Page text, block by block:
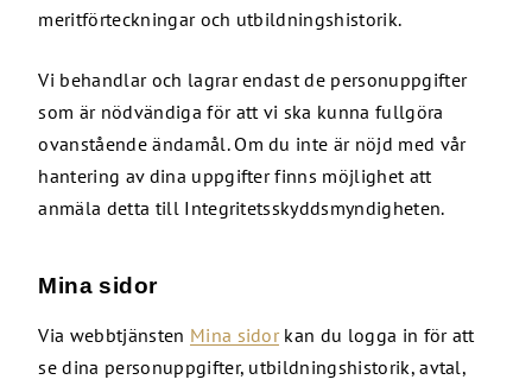
meritförteckningar och utbildningshistorik.
Vi behandlar och lagrar endast de personuppgifter
som är nödvändiga för att vi ska kunna fullgöra
ovanstående ändamål. Om du inte är nöjd med vår
hantering av dina uppgifter finns möjlighet att
anmäla detta till Integritetsskyddsmyndigheten.
Mina sidor
Via webbtjänsten Mina sidorkan du logga in för att
se dina personuppgifter, utbildningshistorik, avtal,